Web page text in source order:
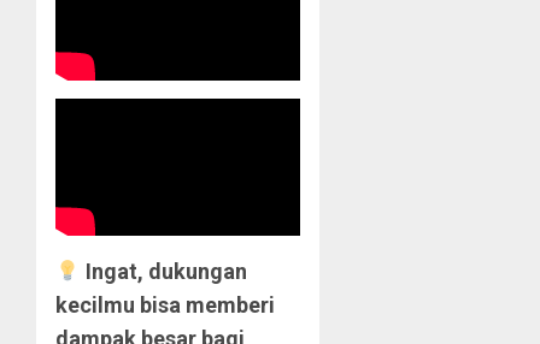
Ingat, dukungan
kecilmu bisa memberi
dampak besar bagi